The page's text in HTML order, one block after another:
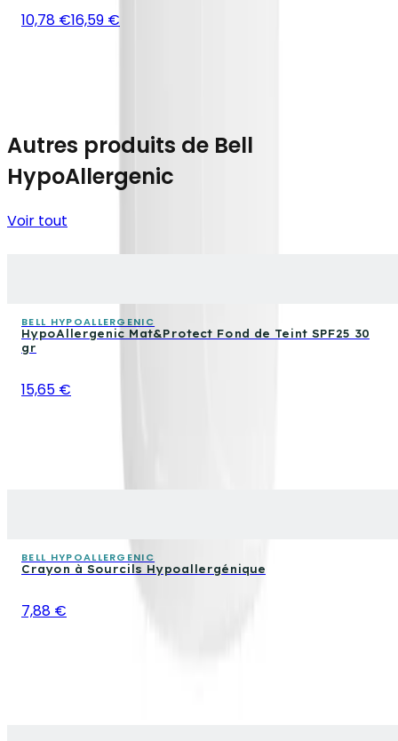
10,78 €16,59 €
Autres produits de Bell
HypoAllergenic
Voir tout
BELL HYPOALLERGENIC
HypoAllergenic Mat&Protect Fond de Teint SPF25 30
gr
15,65 €
BELL HYPOALLERGENIC
Crayon à Sourcils Hypoallergénique
7,88 €